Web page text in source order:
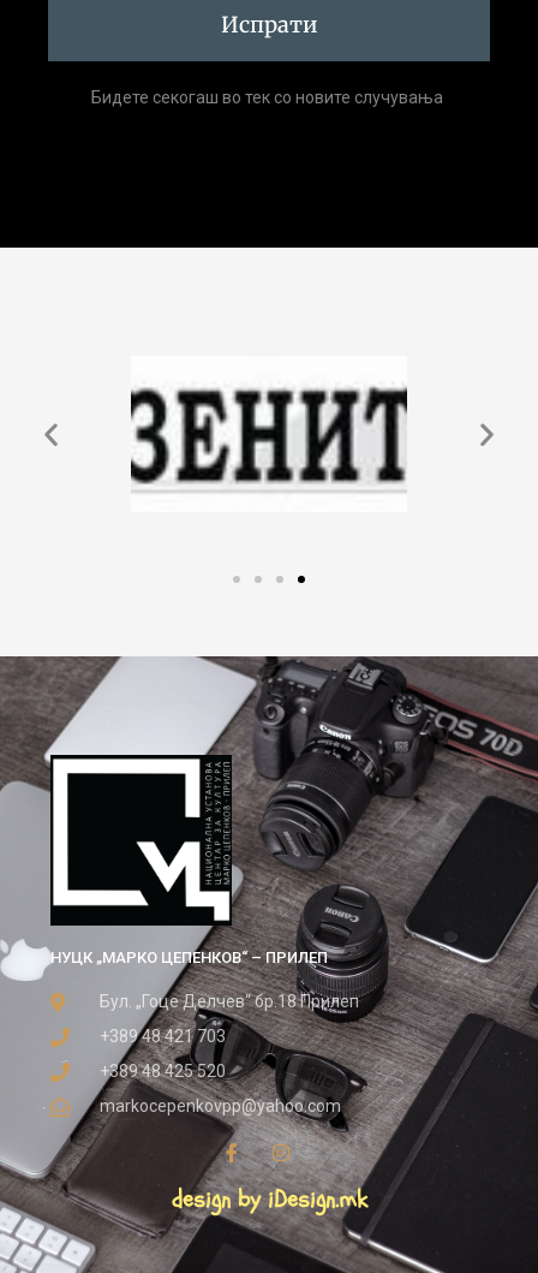
Испрати
Бидете секогаш во тек со новите случувања
НУЦК „МАРКО ЦЕПЕНКОВ“ – ПРИЛЕП
Бул. „Гоце Делчев“ бр.18 Прилеп
+389 48 421 703
+389 48 425 520
markocepenkovpp@yahoo.com
design by iDesign.mk